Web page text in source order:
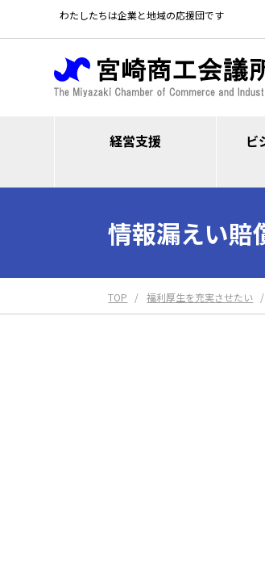
わたしたちは企業と地域の応援団です
経営支援 ビ
情報漏えい賠
TOP 福利厚生を充実させたい